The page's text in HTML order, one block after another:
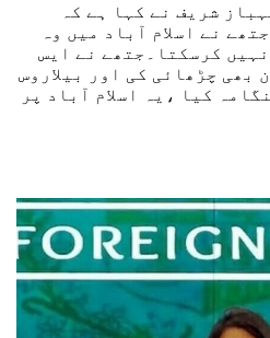
شریف نے کہا ہے کہ
نے اسلام آباد میں وہ
کرسکتا۔جتھے نے ایس
بھی چڑھائی کی اور بیلاروس
کیا ،یہ اسلام آباد پر